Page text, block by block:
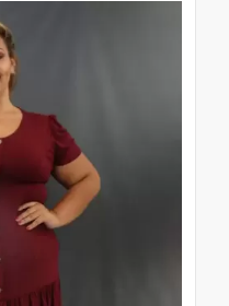
essas cidades e
no mercado de
preços das peças
preços que
dos pólos de
que o vendedor
com a revenda
ser entregues a
de até 100% sobre